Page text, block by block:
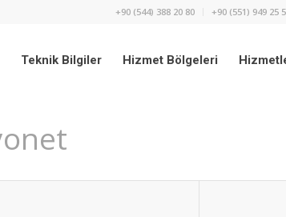
+90 (544) 388 20 80 +90 (551) 949 25
Teknik Bilgiler Hizmet Bölgeleri